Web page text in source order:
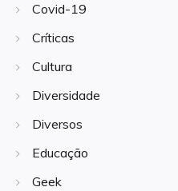
Covid-19
Críticas
Cultura
Diversidade
Diversos
Educação
Geek